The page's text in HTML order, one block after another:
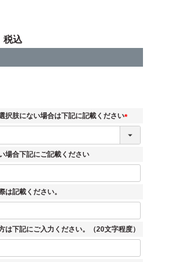
税込
択肢にない場合は下記に記載ください
(
必
場合下記にご記載ください
は記載ください。
は下記にご入力ください。（20文字程度）